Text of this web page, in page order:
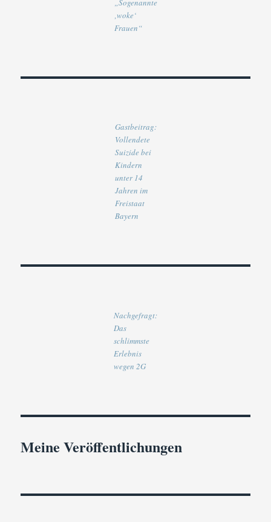
‚woke‘
Frauen“
Gastbeitrag:
Vollendete
Suizide bei
Kindern
unter 14
Jahren im
Freistaat
Bayern
Nachgefragt:
Das
schlimmste
Erlebnis
wegen 2G
Meine Veröffentlichungen